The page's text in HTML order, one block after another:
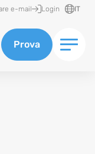
e-mail Login IT
Prova